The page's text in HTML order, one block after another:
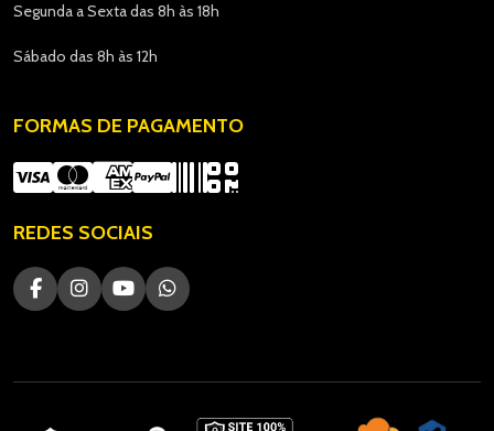
Segunda a Sexta das 8h às 18h
Sábado das 8h às 12h
FORMAS DE PAGAMENTO
REDES SOCIAIS